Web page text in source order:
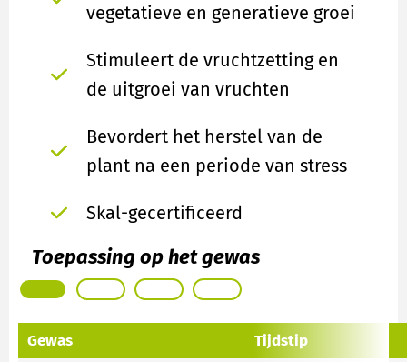
vegetatieve en generatieve groei
Stimuleert de vruchtzetting en
de uitgroei van vruchten
Bevordert het herstel van de
plant na een periode van stress
Skal-gecertificeerd
Toepassing op het gewas
Gewas
Tijdstip